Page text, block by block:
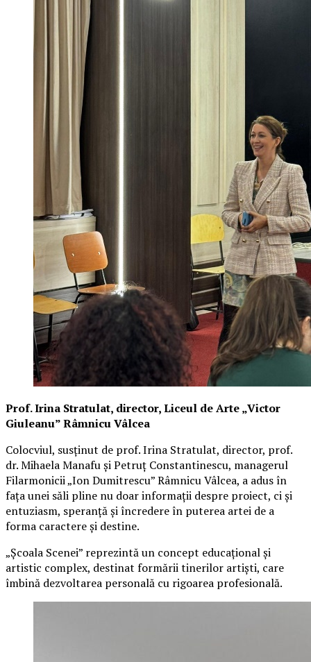
Prof. Irina Stratulat, director, Liceul de Arte „Victor
Giuleanu” Râmnicu Vâlcea
Colocviul, susținut de prof. Irina Stratulat, director, prof.
dr. Mihaela Manafu și Petruț Constantinescu, managerul
Filarmonicii „Ion Dumitrescu” Râmnicu Vâlcea, a adus în
fața unei săli pline nu doar informații despre proiect, ci și
entuziasm, speranță și încredere în puterea artei de a
forma caractere și destine.
„Școala Scenei” reprezintă un concept educațional și
artistic complex, destinat formării tinerilor artiști, care
îmbină dezvoltarea personală cu rigoarea profesională.